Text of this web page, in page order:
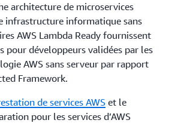
architecture de microservices
infrastructure informatique sans
AWS Lambda Ready fournissent
pour développeurs validées par les
AWS sans serveur par rapport
Framework.
de services AWS et le
pour les services d’AWS